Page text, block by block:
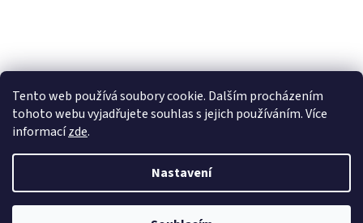
Tento web používá soubory cookie. Dalším procházením
tohoto webu vyjadřujete souhlas s jejich používáním. Více
informacízde.
Nastavení
Copyright 2026GoFresh | Zdravé a čerstvé BIO potraviny.